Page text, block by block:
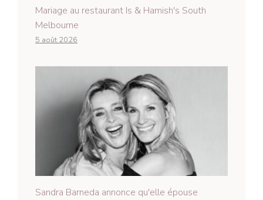
Mariage au restaurant Is & Hamish's South
Melbourne
5 août 2026
Sandra Barneda annonce qu'elle épouse